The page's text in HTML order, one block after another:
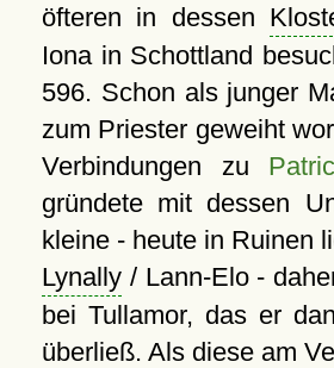
öfteren in dessen
Iona in Schottland
596. Schon als junger
zum Priester geweiht
Verbindungen zu
gründete mit dessen
kleine - heute in Ruinen
Lynally/ Lann-Elo -
bei Tullamor, das er
überließ. Als diese am